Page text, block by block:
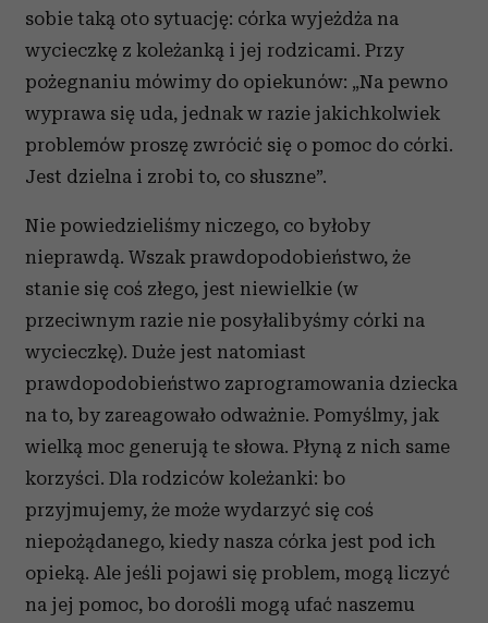
sobie taką oto sytuację: córka wyjeżdża na
wycieczkę z koleżanką i jej rodzicami. Przy
pożegnaniu mówimy do opiekunów: „Na pewno
wyprawa się uda, jednak w razie jakichkolwiek
problemów proszę zwrócić się o pomoc do córki.
Jest dzielna i zrobi to, co słuszne”.
Nie powiedzieliśmy niczego, co byłoby
nieprawdą. Wszak prawdopodobieństwo, że
stanie się coś złego, jest niewielkie (w
przeciwnym razie nie posyłalibyśmy córki na
wycieczkę). Duże jest natomiast
prawdopodobieństwo zaprogramowania dziecka
na to, by zareagowało odważnie. Pomyślmy, jak
wielką moc generują te słowa. Płyną z nich same
korzyści. Dla rodziców koleżanki: bo
przyjmujemy, że może wydarzyć się coś
niepożądanego, kiedy nasza córka jest pod ich
opieką. Ale jeśli pojawi się problem, mogą liczyć
na jej pomoc, bo dorośli mogą ufać naszemu